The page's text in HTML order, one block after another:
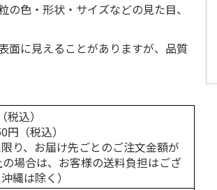
の色・形状・サイズなどの見た目、
面に見えることがありますが、品質
込）
（税込）
り、お届け先ごとのご注文金額が
場合は、お客様の送料負担はござ
縄は除く）